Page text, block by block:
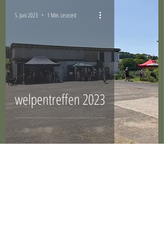
welpentreffen 2023
5. Juni 2023 1 Min. Lesezeit